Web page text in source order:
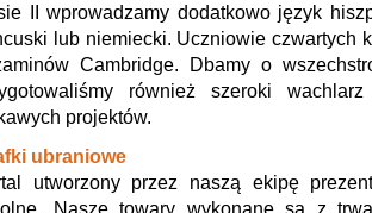
II wprowadzamy dodatkowo język
lub niemiecki. Uczniowie czwartych
Cambridge. Dbamy o
również szeroki
projektów.
ubraniowe
utworzony przez naszą ekipę
Nasze towary wykonane są z